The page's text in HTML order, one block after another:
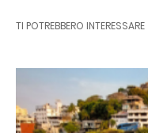
TI POTREBBERO INTERESSARE